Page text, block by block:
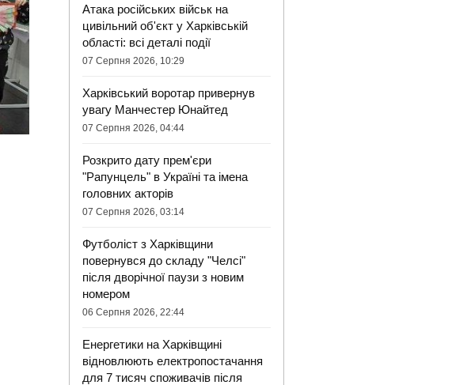
Атака російських військ на
цивільний об'єкт у Харківській
області: всі деталі події
07 Серпня 2026, 10:29
Харківський воротар привернув
увагу Манчестер Юнайтед
07 Серпня 2026, 04:44
Розкрито дату прем'єри
"Рапунцель" в Україні та імена
головних акторів
07 Серпня 2026, 03:14
Футболіст з Харківщини
повернувся до складу "Челсі"
після дворічної паузи з новим
номером
06 Серпня 2026, 22:44
Енергетики на Харківщині
відновлюють електропостачання
для 7 тисяч споживачів після